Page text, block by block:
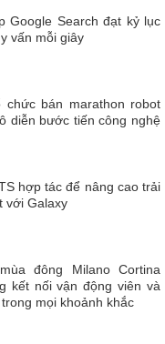
Google Search đạt kỷ lục
vấn mỗi giây
chức bán marathon robot
diễn bước tiến công nghệ
hợp tác để nâng cao trải
với Galaxy
đông Milano Cortina
kết nối vận động viên và
mọi khoảnh khắc